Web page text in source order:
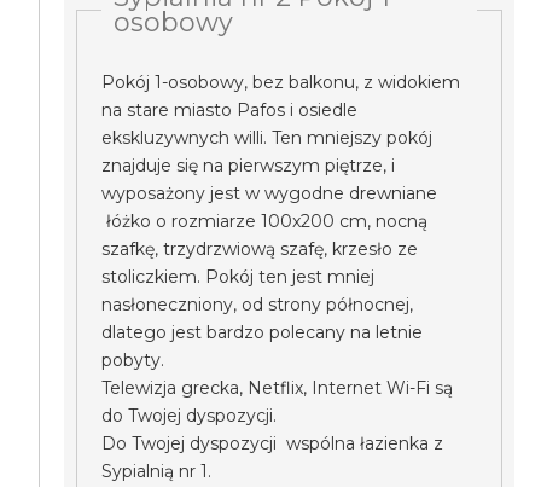
osobowy
Pokój 1-osobowy, bez balkonu, z widokiem
na stare miasto Pafos i osiedle
ekskluzywnych willi. Ten mniejszy pokój
znajduje się na pierwszym piętrze, i
wyposażony jest w wygodne drewniane
łóżko o rozmiarze 100x200 cm, nocną
szafkę, trzydrzwiową szafę, krzesło ze
stoliczkiem. Pokój ten jest mniej
nasłoneczniony, od strony północnej,
dlatego jest bardzo polecany na letnie
pobyty.
Telewizja grecka, Netflix, Internet Wi-Fi są
do Twojej dyspozycji.
Do Twojej dyspozycji wspólna łazienka z
Sypialnią nr 1.